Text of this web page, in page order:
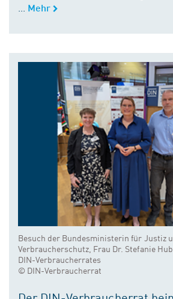
Mehr
Besuch der Bundesministerin für Justiz
Verbraucherschutz, Frau Dr. Stefanie
DIN-Verbraucherrates
© DIN-Verbraucherrat